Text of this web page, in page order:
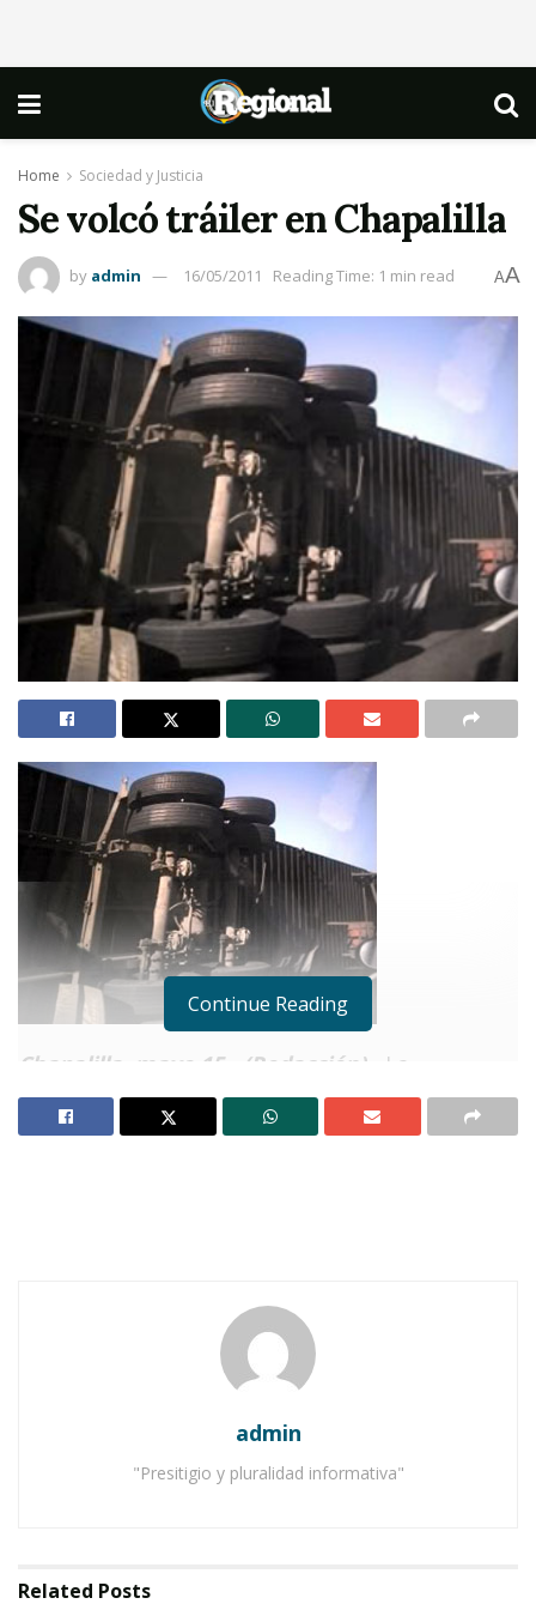
Home Sociedad y Justicia
Se volcó tráiler en Chapalilla
by admin 16/05/2011 Reading Time: 1 min read AA
Chapalilla, mayo 15.- (Redacción).- La
espectacular volcadura de un camión tipo
tráiler atrajo la movilización de la policía estatal
Ahuacatlán celebrá el día de Reyes con rosca y
Buena tarde taurina en Ahuacatlán
Continue Reading
admin
"Presitigio y pluralidad informativa"
Related Posts